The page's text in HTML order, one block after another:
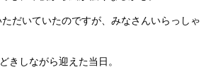
だいていたのですが、みなさんいらっしゃ
きしながら迎えた当日。